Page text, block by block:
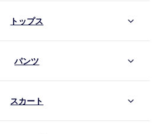
トップス
パンツ
スカート